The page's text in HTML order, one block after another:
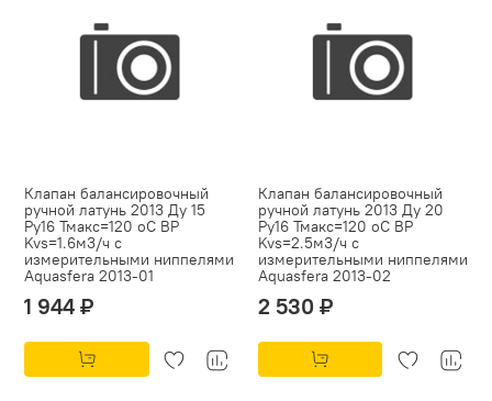
Клапан балансировочный
ручной латунь 2013 Ду 15
Ру16 Тмакс=120 оС ВР
Kvs=1.6м3/ч с
измерительными ниппелями
Aquasfera 2013-01
1 944 ₽
Клапан балансировочный
ручной латунь 2013 Ду 20
Ру16 Тмакс=120 оС ВР
Kvs=2.5м3/ч с
измерительными ниппелями
Aquasfera 2013-02
2 530 ₽